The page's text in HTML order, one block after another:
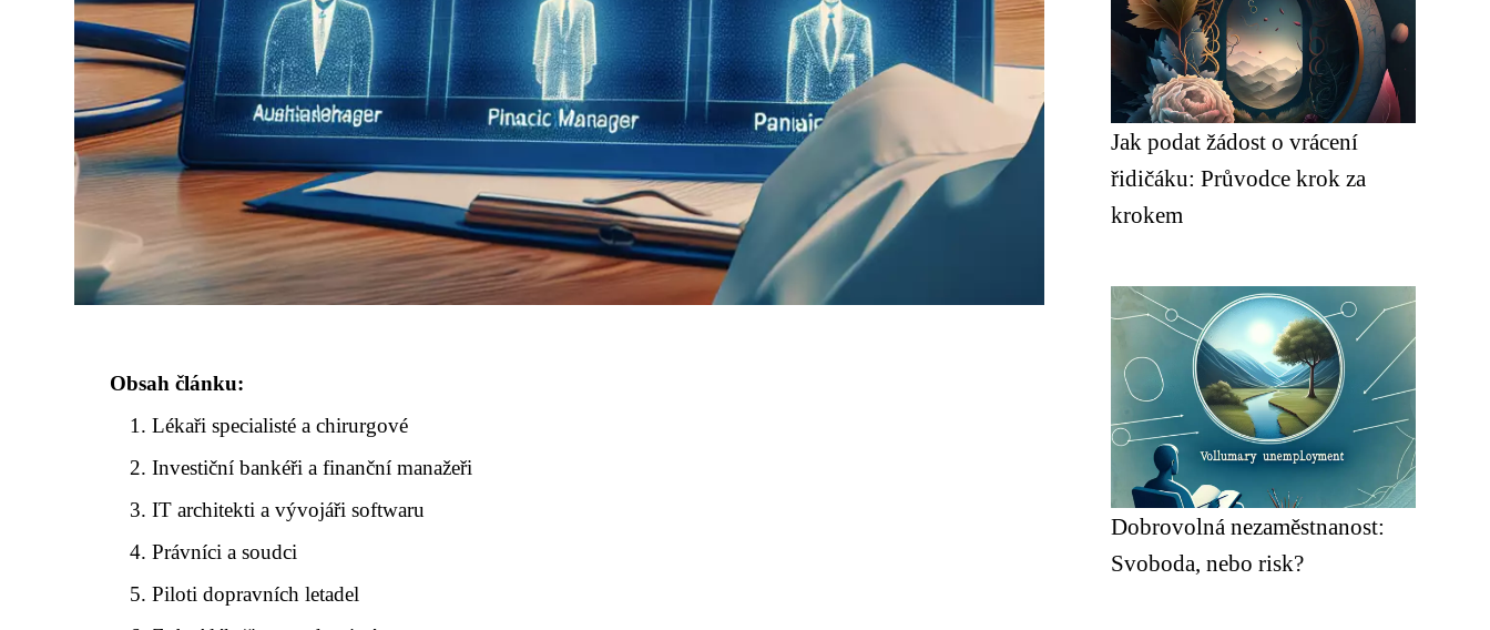
Obsah článku:
Lékaři specialisté a chirurgové
Investiční bankéři a finanční manažeři
IT architekti a vývojáři softwaru
Právníci a soudci
Piloti dopravních letadel
Jak podat žádost o vrácení
řidičáku: Průvodce krok za
krokem
Dobrovolná nezaměstnanost:
Svoboda, nebo risk?